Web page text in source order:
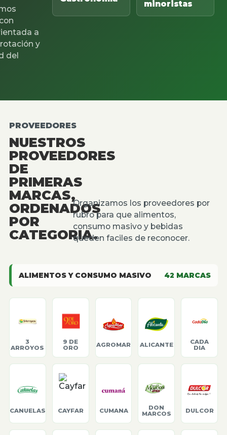
a
y
del
minoristas
PROVEEDORES
NUESTROS
PROVEEDORES
DE
PRIMERAS
MARCAS,
ORDENADOS
POR
CATEGORIA.
Organizamos los proveedores por
rubro para que alimentos,
consumo masivo y bebidas
queden faciles de reconocer.
ALIMENTOS Y CONSUMO MASIVO 42 MARCAS
3
ARROYOS
9 DE
ORO
AGROMAR ALICANTE
CADA
DIA
CANUELAS CAYFAR CUMANA
DON
MARCOS
DULCOR